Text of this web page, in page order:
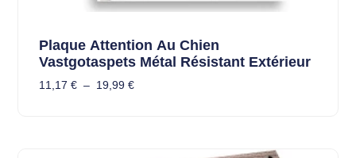
Plaque Attention Au Chien
Vastgotaspets Métal Résistant Extérieur
11,17 € – 19,99 €